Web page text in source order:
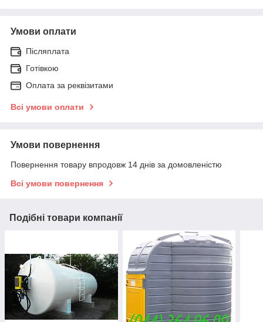
Умови оплати
Післяплата
Готівкою
Оплата за реквізитами
Всі умови оплати
Умови повернення
Повернення товару впродовж 14 днів за домовленістю
Всі умови повернення
Подібні товари компанії